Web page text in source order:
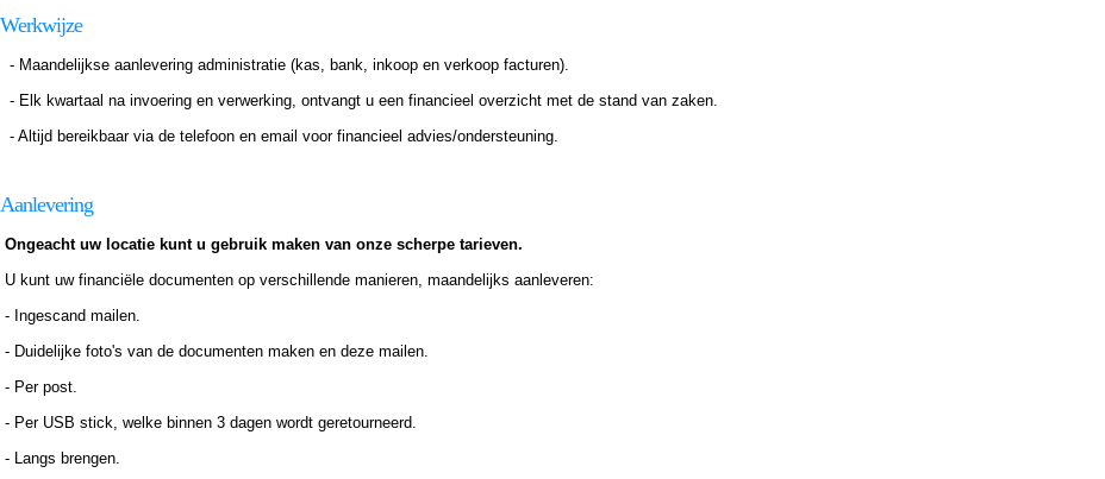
Werkwijze
- Maandelijkse aanlevering administratie (kas, bank, inkoop en verkoop facturen).
- Elk kwartaal na invoering en verwerking, ontvangt u een financieel overzicht met de stand van zaken.
- Altijd bereikbaar via de telefoon en email voor financieel advies/ondersteuning.
Aanlevering
Ongeacht uw locatie kunt u gebruik maken van onze scherpe tarieven.
U kunt uw financiële documenten op verschillende manieren, maandelijks aanleveren:
- Ingescand mailen.
- Duidelijke foto's van de documenten maken en deze mailen.
- Per post.
- Per USB stick, welke binnen 3 dagen wordt geretourneerd.
- Langs brengen.